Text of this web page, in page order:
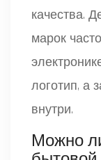
качества.
марок
логотип, а
внутри.
Можно